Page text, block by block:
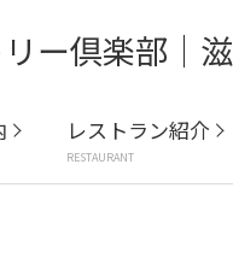
レストラン紹介
RESTAURANT